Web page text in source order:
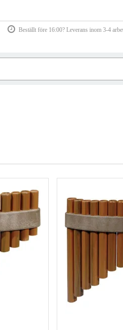
Beställt före 16:00? Leverans inom 3-4